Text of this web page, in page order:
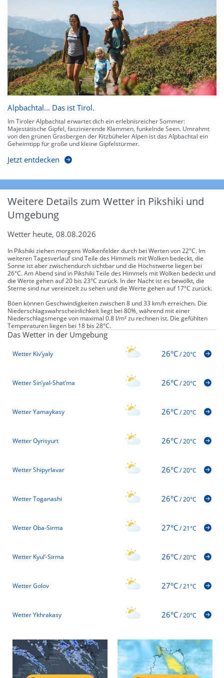
Alpbachtal… Das ist Tirol.
Im Tiroler Alpbachtal erwartet dich ein erlebnisreicher Sommer:
Majestätische Gipfel, faszinierende Klammen, funkelnde Seen. Umrahmt
von den grünen Grasbergen der Kitzbüheler Alpen ist das Alpbachtal ein
Geheimtipp für große und kleine Gipfelstürmer.
Jetzt entdecken
Weitere Details zum Wetter in Pikshiki und
Umgebung
Wetter heute, 08.08.2026
In Pikshiki ziehen morgens Wolkenfelder durch bei Werten von 22°C. Im
weiteren Tagesverlauf sind Teile des Himmels mit Wolken bedeckt, die
Sonne ist aber zwischendurch sichtbar und die Höchstwerte liegen bei
26°C. Am Abend sind in Pikshiki Teile des Himmels mit Wolken bedeckt und
die Werte gehen auf 20 bis 23°C zurück. In der Nacht ist es bewölkt, die
Sterne sind nur vereinzelt zu sehen und die Werte gehen auf 17°C zurück.
Böen können Geschwindigkeiten zwischen 8 und 33 km/h erreichen. Die
Niederschlagswahrscheinlichkeit liegt bei 80%, während mit einer
Niederschlagsmenge von maximal 0.8 l/m² zu rechnen ist. Die gefühlten
Temperaturen liegen bei 18 bis 28°C.
Das Wetter in der Umgebung
Wetter Kiv’yaly 26°C/20°C
Wetter Sin’yal-Shat’ma 26°C/20°C
Wetter Yamaykasy 26°C/20°C
Wetter Oyrisyurt 26°C/20°C
Wetter Shipyrlavar 26°C/20°C
Wetter Toganashi 26°C/20°C
Wetter Oba-Sirma 27°C/21°C
Wetter Kyul’-Sirma 26°C/20°C
Wetter Golov 27°C/21°C
Wetter Ykhrakasy 26°C/20°C